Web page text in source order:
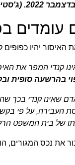
עומדים
האיסור יהיו
קנדי המפר את
סופית ובקנס של
שאינו קנדי בכך
העבירה, על פי
של בית המשפט
את נכס המגורים,